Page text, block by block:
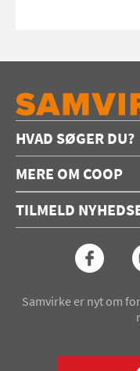
HVAD SØGER DU?
Opskrifter
Konkurrencer
Seneste Samvirke-
MERE OM COOP
Annoncering
Coop medlem
TILMELD
Samvirke er nyt om